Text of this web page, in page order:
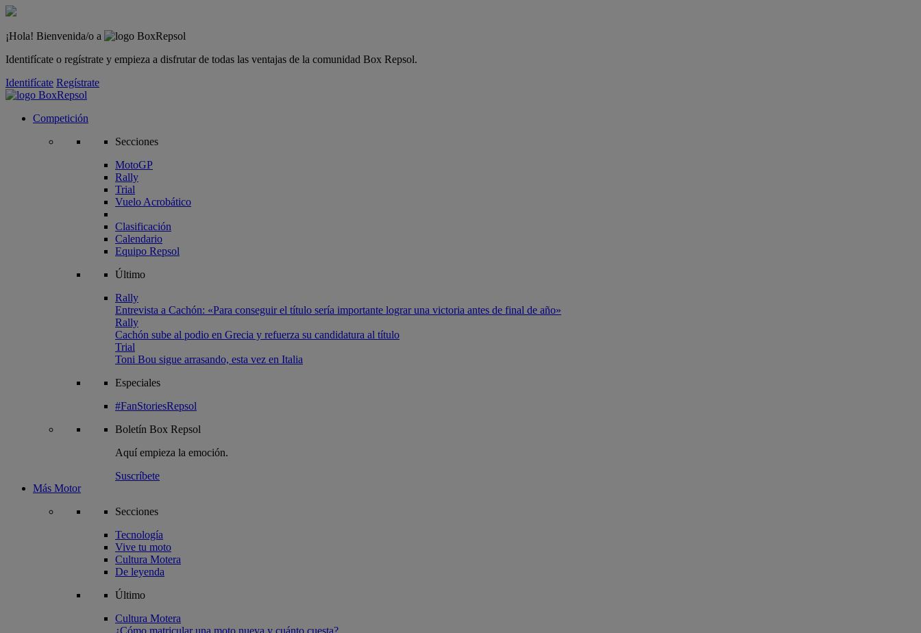
¡Hola! Bienvenida/o a
Identifícate o regístrate y empieza a disfrutar de todas las ventajas de la comunidad Box Repsol.
Identifícate Regístrate
Competición
Secciones
MotoGP
Rally
Trial
Vuelo Acrobático
Clasificación
Calendario
Equipo Repsol
Último
Rally
Entrevista a Cachón: «Para conseguir el título sería importante lograr una victoria antes de final de año»
Rally
Cachón sube al podio en Grecia y refuerza su candidatura al título
Trial
Toni Bou sigue arrasando, esta vez en Italia
Especiales
#FanStoriesRepsol
Boletín Box Repsol
Aquí empieza la emoción.
Suscríbete
Más Motor
Secciones
Tecnología
Vive tu moto
Cultura Motera
De leyenda
Último
Cultura Motera
¿Cómo matricular una moto nueva y cuánto cuesta?